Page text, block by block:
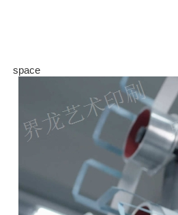
space